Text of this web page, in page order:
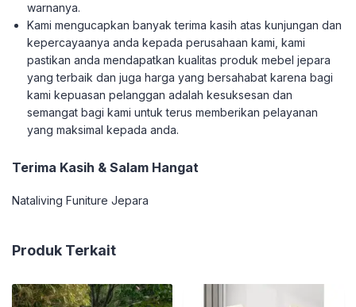
warnanya.
Kami mengucapkan banyak terima kasih atas kunjungan dan
kepercayaanya anda kepada perusahaan kami, kami
pastikan anda mendapatkan kualitas produk mebel jepara
yang terbaik dan juga harga yang bersahabat karena bagi
kami kepuasan pelanggan adalah kesuksesan dan
semangat bagi kami untuk terus memberikan pelayanan
yang maksimal kepada anda.
Terima Kasih & Salam Hangat
Nataliving Funiture Jepara
Produk Terkait